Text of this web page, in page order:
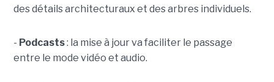
des détails architecturaux et des arbres individuels.
- Podcasts: la mise à jour va faciliter le passage
entre le mode vidéo et audio.